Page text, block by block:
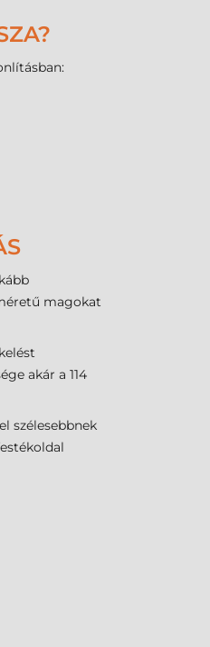
magokat
akár a 114
szélesebbnek